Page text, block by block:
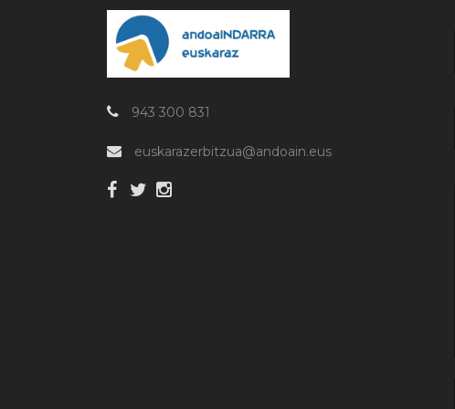
943 300 831
euskarazerbitzua@andoain.eus